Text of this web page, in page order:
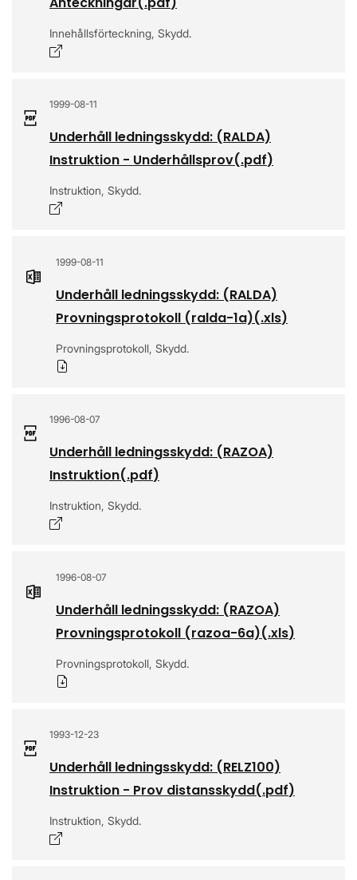
Innehållsförteckning, Skydd.
1999-08-11
Underhåll ledningsskydd: (RALDA)
Instruktion - Underhållsprov(.pdf)
Instruktion, Skydd.
1999-08-11
Underhåll ledningsskydd: (RALDA)
Provningsprotokoll (ralda-1a)(.xls)
Provningsprotokoll, Skydd.
1996-08-07
Underhåll ledningsskydd: (RAZOA)
Instruktion(.pdf)
Instruktion, Skydd.
1996-08-07
Underhåll ledningsskydd: (RAZOA)
Provningsprotokoll (razoa-6a)(.xls)
Provningsprotokoll, Skydd.
1993-12-23
Underhåll ledningsskydd: (RELZ100)
Instruktion - Prov distansskydd(.pdf)
Instruktion, Skydd.